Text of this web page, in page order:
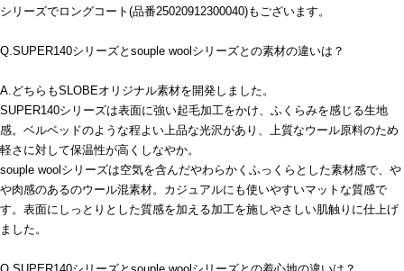
シリーズでロングコート(品番25020912300040)もございます。
Q.SUPER140シリーズとsouple woolシリーズとの素材の違いは？
A.どちらもSLOBEオリジナル素材を開発しました。
SUPER140シリーズは表面に強い起毛加工をかけ、ふくらみを感じる生地
感。ベルベッドのような程よい上品な光沢があり、上質なウール原料のため
軽さに対して保温性が高くしなやか。
souple woolシリーズは空気を含んだやわらかくふっくらとした素材感で、や
や肉感のあるのウール混素材。カジュアルにも使いやすいマットな質感で
す。表面にしっとりとした質感を加える加工を施しやさしい肌触りに仕上げ
ました。